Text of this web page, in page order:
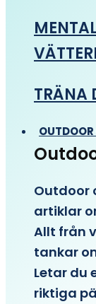
TRÄNA
Outdoor
artiklar
Allt från
tankar
Letar du
riktiga